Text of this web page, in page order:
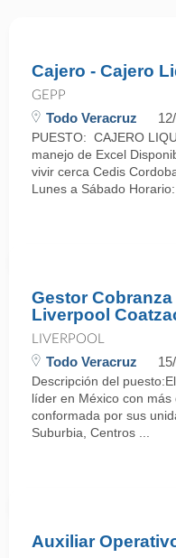
Cajero - Cajero
GEPP
Todo Veracruz
PUESTO: CAJERO
manejo de Excel
vivir cerca Cedis
Lunes a Sábado Horario:
Gestor
Liverpool
LIVERPOOL
Todo Veracruz
Descripción del
líder en México con más
conformada por sus
Suburbia, Centros ...
Auxiliar